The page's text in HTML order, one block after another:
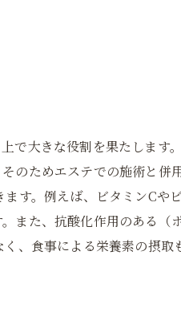
で大きな役割を果たします
のためエステでの施術と併
す。例えば、ビタミンCや
また、抗酸化作用のある（
、食事による栄養素の摂取